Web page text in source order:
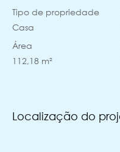
Tipo de propriedade
Casa
Área
112,18 m²
Localização do